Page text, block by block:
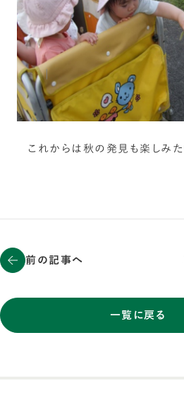
これからは秋の発見も楽しみた
前の記事へ
一覧に戻る